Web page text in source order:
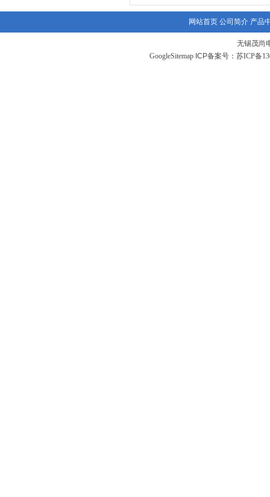
网站首页 公司简介 产品
无锡茂尚
GoogleSitemapICP备案号： 苏ICP备